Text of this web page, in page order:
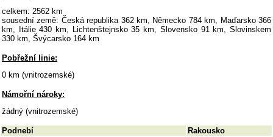
celkem: 2562 km
sousední země: Česká republika 362 km, Německo 784 km, Maďarsko 366
km, Itálie 430 km, Lichtenštejnsko 35 km, Slovensko 91 km, Slovinskem
330 km, Švýcarsko 164 km
Pobřežní linie:
0 km (vnitrozemské)
Námořní nároky:
žádný (vnitrozemské)
Podnebí
Rakousko